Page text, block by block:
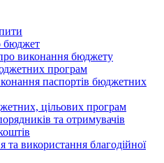
бюджет
виконання бюджету
програм
паспортів бюджетних
цільових програм
та отримувачів
та використання благодійної